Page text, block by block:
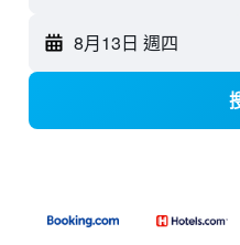
8月13日 週四